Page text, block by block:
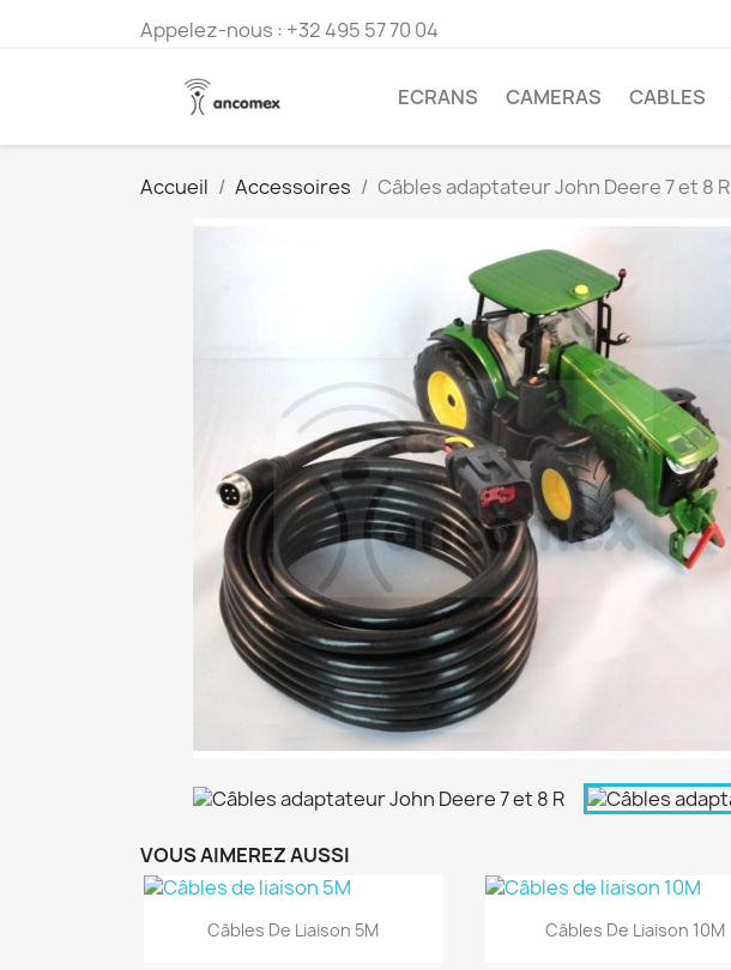
Appelez-nous : +32 495 57 70 04
ECRANS CAMERAS CABLES
Accueil Accessoires Câbles adaptateur John Deere 7 et 8 R
VOUS AIMEREZ AUSSI
Aperçu rapide
Câbles De Liaison 5M Aperçu rapide
Câbles De Liaison 10M